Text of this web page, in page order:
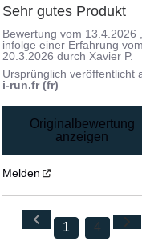
Sehr gutes Produkt
Bewertung vom 13.4.2026
infolge einer Erfahrung
20.3.2026 durchXavier P.
Ursprünglich veröffentlicht
i-run.fr (fr)
Originalbewertung
anzeigen
Melden
1 4